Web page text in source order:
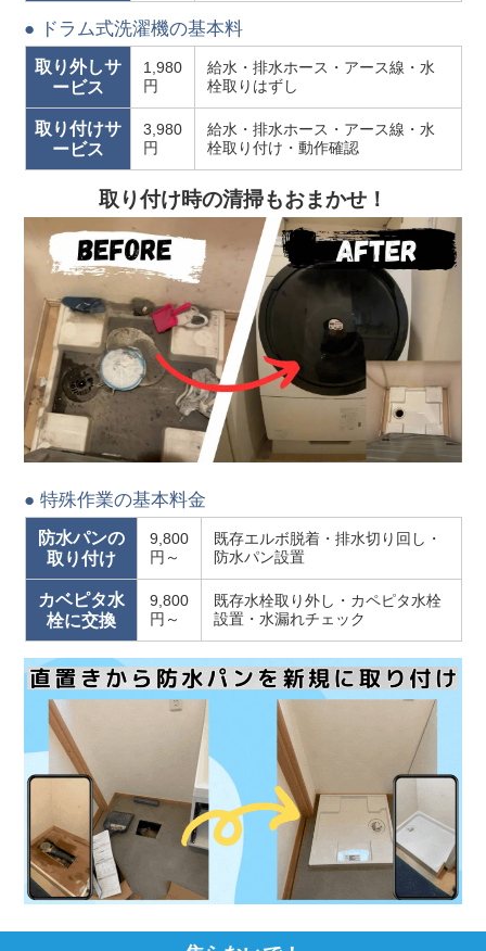
● ドラム式洗濯機の基本料
取り外しサ
ービス
1,980
円
給水・排水ホース・アース線・水
栓取りはずし
取り付けサ
ービス
3,980
円
給水・排水ホース・アース線・水
栓取り付け・動作確認
取り付け時の清掃もおまかせ！
● 特殊作業の基本料金
防水パンの
取り付け
9,800
円～
既存エルボ脱着・排水切り回し・
防水パン設置
カベピタ水
栓に交換
9,800
円～
既存水栓取り外し・カペピタ水栓
設置・水漏れチェック